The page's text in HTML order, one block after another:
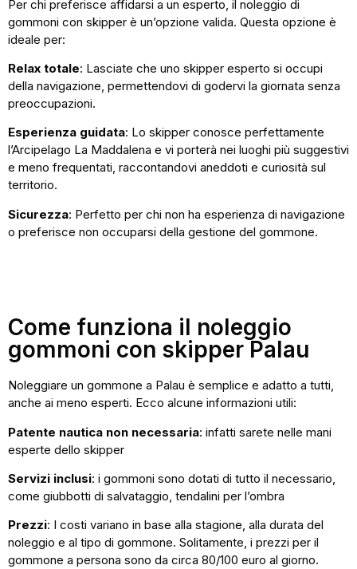
Per chi preferisce affidarsi a un esperto, il noleggio di
gommoni con skipper è un’opzione valida. Questa opzione è
ideale per:
Relax totale: Lasciate che uno skipper esperto si occupi
della navigazione, permettendovi di godervi la giornata senza
preoccupazioni.
Esperienza guidata: Lo skipper conosce perfettamente
l’Arcipelago La Maddalena e vi porterà nei luoghi più suggestivi
e meno frequentati, raccontandovi aneddoti e curiosità sul
territorio.
Sicurezza: Perfetto per chi non ha esperienza di navigazione
o preferisce non occuparsi della gestione del gommone.
Come funziona il noleggio
gommoni con skipper Palau
Noleggiare un gommone a Palau è semplice e adatto a tutti,
anche ai meno esperti. Ecco alcune informazioni utili:
Patente nautica non necessaria: infatti sarete nelle mani
esperte dello skipper
Servizi inclusi: i gommoni sono dotati di tutto il necessario,
come giubbotti di salvataggio, tendalini per l’ombra
Prezzi: I costi variano in base alla stagione, alla durata del
noleggio e al tipo di gommone. Solitamente, i prezzi per il
gommone a persona sono da circa 80/100 euro al giorno.